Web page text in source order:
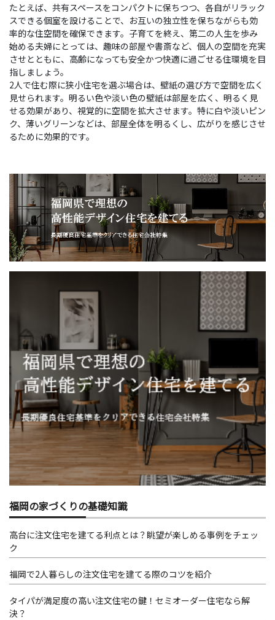
たとえば、共有スペースをコンパクトに保ちつつ、各自がリラック
スできる個室を設けることで、お互いの独立性を保ちながらも効
率的な住空間を確保できます。子育てを終え、第二の人生を歩み
始める夫婦にとっては、趣味の部屋や書斎など、個人の空間を充実
させとともに、高齢になっても安全かつ快適に過ごせる住環境を目
指しましょう。
2人で住む際に狭小住宅を選ぶ場合は、壁紙の選び方で空間を広く
見せられます。明るい色や淡い色の壁紙は部屋を広く、明るく見
せる効果があり、視覚的に空間を拡大させます。特に白や淡いピン
ク、薄いグリーンなどは、部屋全体を明るくし、広がりを感じさせ
るために効果的です。
福岡の家づくりの基礎知識
高台に注文住宅を建てる利点とは？眺望が楽しめる事例をチェッ
ク
福岡で2人暮らしの注文住宅を建てる際のコツを紹介
タイパが満足度の高い注文住宅の鍵！セミオーダー住宅なら解
決？